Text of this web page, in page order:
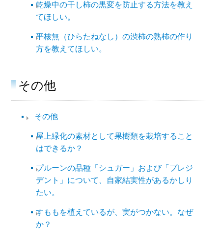
乾燥中の干し柿の黒変を防止する方法を教え
てほしい。
平核無（ひらたねなし）の渋柿の熟柿の作り
方を教えてほしい。
その他
その他​
屋上緑化の素材として果樹類を栽培すること
はできるか？
プルーンの品種「シュガー」および「プレジ
デント」について、自家結実性があるかしり
たい。
すももを植えているが、実がつかない。なぜ
か？